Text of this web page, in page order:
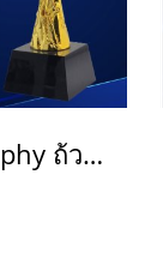
Sculpture trophy ถ้วยรางวัลประติมากรรม รหัส MGRS 4004